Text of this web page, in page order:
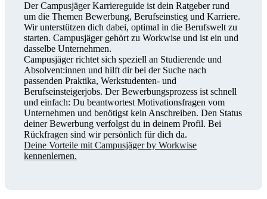
Der Campusjäger Karriereguide ist dein Ratgeber rund
um die Themen Bewerbung, Berufseinstieg und Karriere.
Wir unterstützen dich dabei, optimal in die Berufswelt zu
starten. Campusjäger gehört zu Workwise und ist ein und
dasselbe Unternehmen.
Campusjäger richtet sich speziell an Studierende und
Absolvent:innen und hilft dir bei der Suche nach
passenden Praktika, Werkstudenten- und
Berufseinsteigerjobs. Der Bewerbungsprozess ist schnell
und einfach: Du beantwortest Motivationsfragen vom
Unternehmen und benötigst kein Anschreiben. Den Status
deiner Bewerbung verfolgst du in deinem Profil. Bei
Rückfragen sind wir persönlich für dich da.
Deine Vorteile mit Campusjäger by Workwise
kennenlernen.